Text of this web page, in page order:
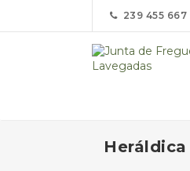
239 455 667
Heráldica